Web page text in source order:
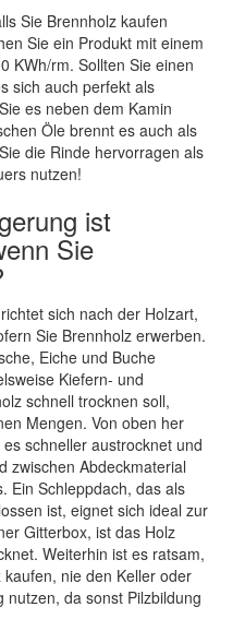
Sie Brennholz kaufen
Sie ein Produkt mit einem
KWh/rm. Sollten Sie einen
sich auch perfekt als
es neben dem Kamin
Öle brennt es auch als
die Rinde hervorragen als
nutzen!
ist
Sie
sich nach der Holzart,
Sie Brennholz erwerben.
Eiche und Buche
Kiefern- und
schnell trocknen soll,
Mengen. Von oben her
schneller austrocknet und
zwischen Abdeckmaterial
Ein Schleppdach, das als
ist, eignet sich ideal zur
Gitterbox, ist das Holz
Weiterhin ist es ratsam,
nie den Keller oder
da sonst Pilzbildung